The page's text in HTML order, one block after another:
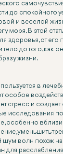
до спокойного
и веселой
моря. В этой
здоровья, от его
до того, как
жизни.
в
особое
стресс и
исследования
особенно
уменьшить
шум волн похож
для